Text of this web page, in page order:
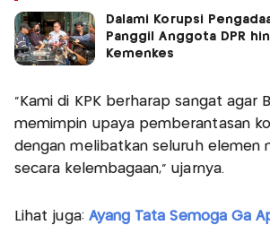
Dalami Korupsi
Panggil Anggota DPR
Kemenkes
"Kami di KPK berharap sangat agar
memimpin upaya pemberantasan
dengan melibatkan seluruh elemen
secara kelembagaan,” ujarnya.
Lihat juga: Ayang Tata Semoga Ga